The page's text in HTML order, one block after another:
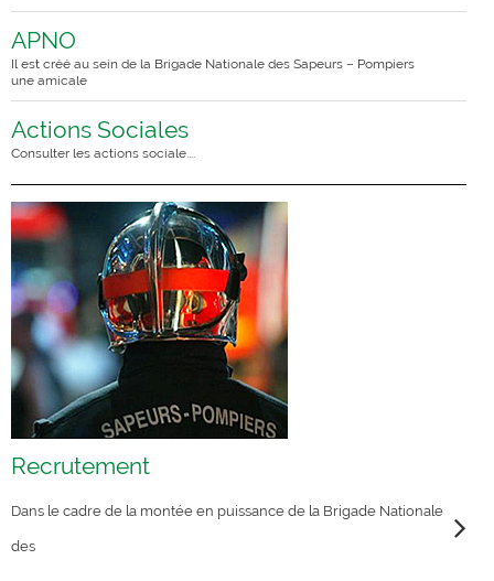
APNO
Il est créé au sein de la Brigade Nationale des Sapeurs – Pompiers
une amicale
Actions Sociales
Consulter les actions sociale....
Recrutement
Dans le cadre de la montée en puissance de la Brigade Nationale
des